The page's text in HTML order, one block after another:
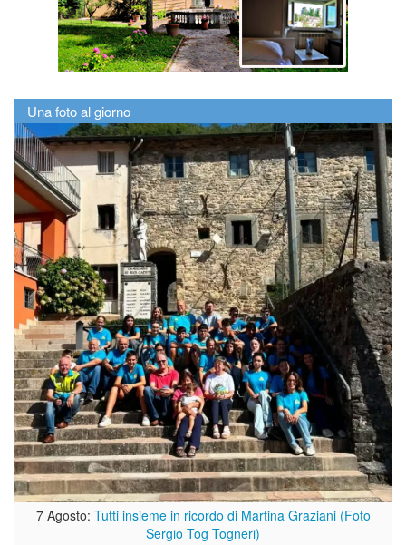
Una foto al giorno
7 Agosto: Tutti insieme in ricordo di Martina Graziani (Foto
Sergio Tog Togneri)